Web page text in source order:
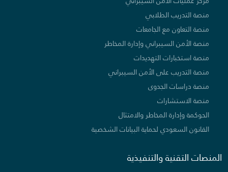
منصة التدريب الطلابي
منصة التعاون مع الجامعات
منصة الأمن السيبراني وإدارة المخاطر
منصة استخبارات التهديدات
منصة التدريب على الأمن السيبراني
منصة دراسات الجدوى
منصة الاستشارات
الحوكمة وإدارة المخاطر والامتثال
القانون السعودي لحماية البيانات الشخصية
المنصات التقنية والتنفيذية